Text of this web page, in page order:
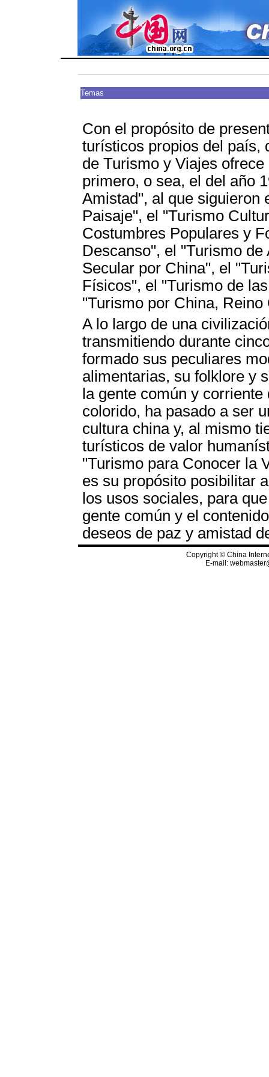
Temas
Con el propósito de
turísticos propios del país,
de Turismo y Viajes
primero, o sea, el del año
Amistad", al que siguieron
Paisaje", el "Turismo
Costumbres Populares y
Descanso", el "Turismo
Secular por China", el
Físicos", el "Turismo de
"Turismo por China, Reino
A lo largo de una
transmitiendo durante
formado sus peculiares
alimentarias, su folklore y
la gente común y
colorido, ha pasado a ser
cultura china y, al mismo
turísticos de valor
"Turismo para Conocer la
es su propósito posibilitar
los usos sociales, para
gente común y el
deseos de paz y amistad
Copyright © China
E-mail: